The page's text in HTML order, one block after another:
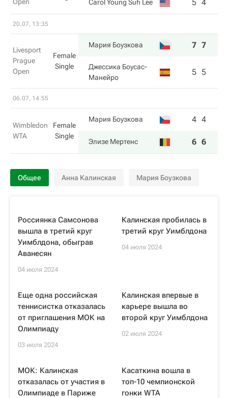
Carol Young Suh Lee 5 4
20.07, 13:35
Livesport
Prague
Open
Female
Single
Мария Боузкова 7 7
Джессика Боусас-
Манейро
5 5
06.07, 14:55
Wimbledon
WTA
Female
Single
Мария Боузкова 4 4
Элизе Мертенс 6 6
Общее Анна Калинская Мария Боузкова
Россиянка Самсонова
вышла в третий круг
Уимблдона, обыграв
Аванесян
04 июля 2024
Калинская пробилась в
третий круг Уимблдона
04 июля 2024
Еще одна российская
теннисистка отказалась
от приглашения МОК на
Олимпиаду
03 июля 2024
Калинская впервые в
карьере вышла во
второй круг Уимблдона
02 июля 2024
МОК: Калинская
отказалась от участия в
Олимпиаде в Париже
Касаткина вошла в
топ-10 чемпионской
гонки WTA